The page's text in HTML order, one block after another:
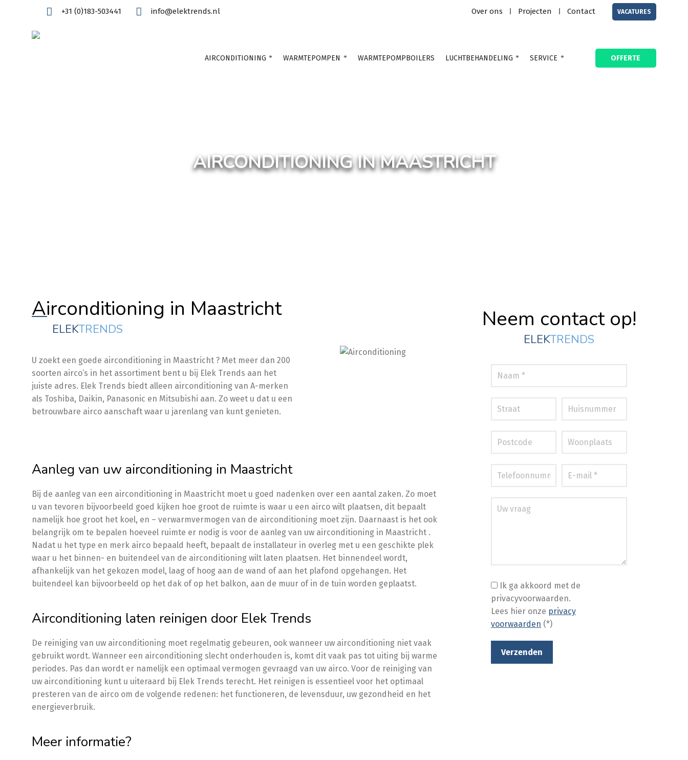
+31 (0)183-503441 info@elektrends.nl Over ons Projecten Contact VACATURES
AIRCONDITIONING WARMTEPOMPEN WARMTEPOMPBOILERS LUCHTBEHANDELING SERVICE OFFERTE
AIRCONDITIONING IN MAASTRICHT
Airconditioning in Maastricht
ELEKTRENDS
U zoekt een goede airconditioning in Maastricht ? Met meer dan 200
soorten airco’s in het assortiment bent u bij Elek Trends aan het
juiste adres. Elek Trends biedt alleen airconditioning van A-merken
als Toshiba, Daikin, Panasonic en Mitsubishi aan. Zo weet u dat u een
betrouwbare airco aanschaft waar u jarenlang van kunt genieten.
Aanleg van uw airconditioning in Maastricht
Bij de aanleg van een airconditioning in Maastricht moet u goed nadenken over een aantal zaken. Zo moet
u van tevoren bijvoorbeeld goed kijken hoe groot de ruimte is waar u een airco wilt plaatsen, dit bepaalt
namelijk hoe groot het koel, en – verwarmvermogen van de airconditioning moet zijn. Daarnaast is het ook
belangrijk om te bepalen hoeveel ruimte er nodig is voor de aanleg van uw airconditioning in Maastricht .
Nadat u het type en merk airco bepaald heeft, bepaalt de installateur in overleg met u een geschikte plek
waar u het binnen- en buitendeel van de airconditioning wilt laten plaatsen. Het binnendeel wordt,
afhankelijk van het gekozen model, laag of hoog aan de wand of aan het plafond opgehangen. Het
buitendeel kan bijvoorbeeld op het dak of op het balkon, aan de muur of in de tuin worden geplaatst.
Airconditioning laten reinigen door Elek Trends
De reiniging van uw airconditioning moet regelmatig gebeuren, ook wanneer uw airconditioning niet vaak
gebruikt wordt. Wanneer een airconditioning slecht onderhouden is, komt dit vaak pas tot uiting bij warme
periodes. Pas dan wordt er namelijk een optimaal vermogen gevraagd van uw airco. Voor de reiniging van
uw airconditioning kunt u uiteraard bij Elek Trends terecht. Het reinigen is essentieel voor het optimaal
presteren van de airco om de volgende redenen: het functioneren, de levensduur, uw gezondheid en het
energieverbruik.
Meer informatie?
Neem contact op!
ELEKTRENDS
Ik ga akkoord met de
privacyvoorwaarden.
Lees hier onze privacy
voorwaarden (*)